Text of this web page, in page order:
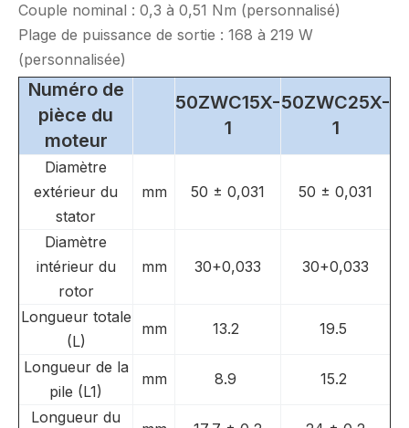
Couple nominal : 0,3 à 0,51 Nm (personnalisé)
Plage de puissance de sortie : 168 à 219 W
(personnalisée)
Numéro de
pièce du
moteur
50ZWC15X-
1
50ZWC25X-
1
Diamètre
extérieur du
stator
mm 50 ± 0,031 50 ± 0,031
Diamètre
intérieur du
rotor
mm 30+0,033 30+0,033
Longueur totale
(L)
mm 13.2 19.5
Longueur de la
pile (L1)
mm 8.9 15.2
Longueur du